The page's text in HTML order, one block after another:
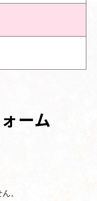
ーム
。